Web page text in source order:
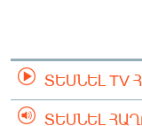
ՏԵՍՆԵԼ TV
ՏԵՍՆԵԼ